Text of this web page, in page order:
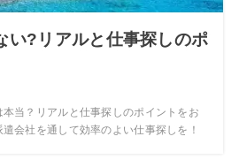
い?リアルと仕事探しのポ
本当？リアルと仕事探しのポイントをお
会社を通して効率のよい仕事探しを！